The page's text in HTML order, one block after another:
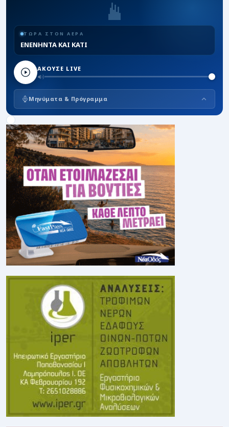
ΤΩΡΑ ΣΤΟΝ ΑΕΡΑ
ΕΝΕΝΗΝΤΑ ΚΑΙ ΚΑΤΙ
ΑΚΟΥΣΕ LIVE
Μηνύματα & Πρόγραμμα